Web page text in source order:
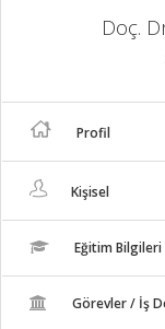
Doç.
Profil
Kişisel
Eğitim Bilgileri
Görevler / İş